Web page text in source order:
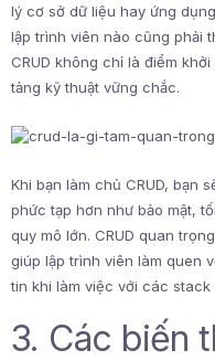
lý cơ sở dữ liệu hay ứng
lập trình viên nào cũng phải
CRUD không chỉ là điểm
tảng kỹ thuật vững chắc.
Khi bạn làm chủ CRUD, bạn
phức tạp hơn như bảo mật,
quy mô lớn. CRUD quan
giúp lập trình viên làm quen
tin khi làm việc với các stack
3. Các biến